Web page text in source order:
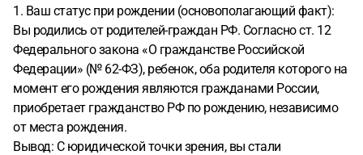
1. Ваш статус при рождении (основополагающий факт):
Вы родились от родителей-граждан РФ. Согласно ст. 12
Федерального закона «О гражданстве Российской
Федерации» (№ 62-ФЗ), ребенок, оба родителя которого на
момент его рождения являются гражданами России,
приобретает гражданство РФ по рождению, независимо
от места рождения.
Вывод: С юридической точки зрения, вы стали